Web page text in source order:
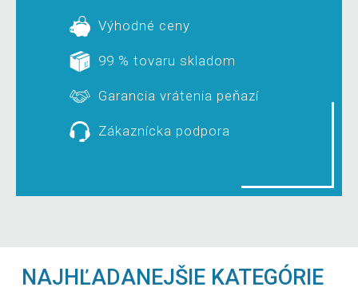
Výhodné ceny
99 % tovaru skladom
Garancia vrátenia peňazí
Zákaznícka podpora
NAJHĽADANEJŠIE KATEGÓRIE